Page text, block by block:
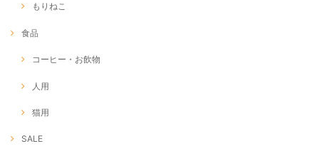
もりねこ
食品
コーヒー・お飲物
人用
猫用
SALE